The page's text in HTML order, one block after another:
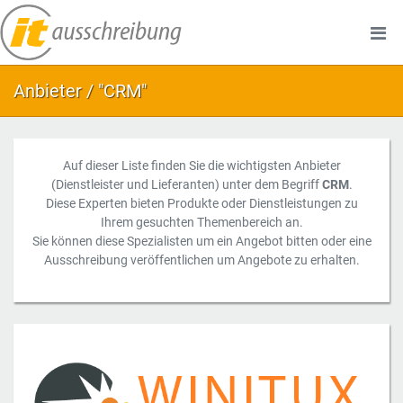
Anbieter / "CRM"
Auf dieser Liste finden Sie die wichtigsten Anbieter
(Dienstleister und Lieferanten) unter dem BegriffCRM.
Diese Experten bieten Produkte oder Dienstleistungen zu
Ihrem gesuchten Themenbereich an.
Sie können diese Spezialisten um ein Angebot bitten oder eine
Ausschreibung veröffentlichen um Angebote zu erhalten.